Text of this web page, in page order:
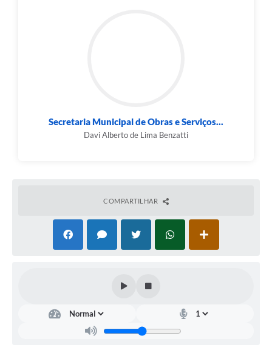
Secretaria Municipal de Obras e Serviços...
Davi Alberto de Lima Benzatti
COMPARTILHAR